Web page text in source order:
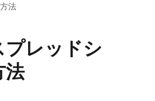
法
レッドシ
法